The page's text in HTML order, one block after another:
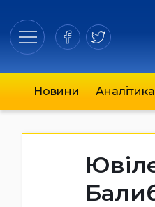
Новини Аналітика